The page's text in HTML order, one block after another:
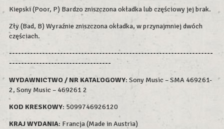
Kiepski (Poor, P) Bardzo zniszczona okładka lub częściowy jej brak.
Zły (Bad, B) Wyraźnie zniszczona okładka, w przynajmniej dwóch
częściach.
--------------------------------------------------------------------
----------------------------------
WYDAWNICTWO / NR KATALOGOWY: Sony Music – SMA 469261-
2, Sony Music – 469261 2
KOD KRESKOWY: 5099746926120
KRAJ WYDANIA: Francja (Made in Austria)